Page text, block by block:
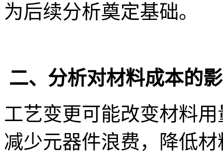
为后续分析奠定基础。
二、分析对材料成本的
工艺变更可能改变材料
减少元器件浪费，降低